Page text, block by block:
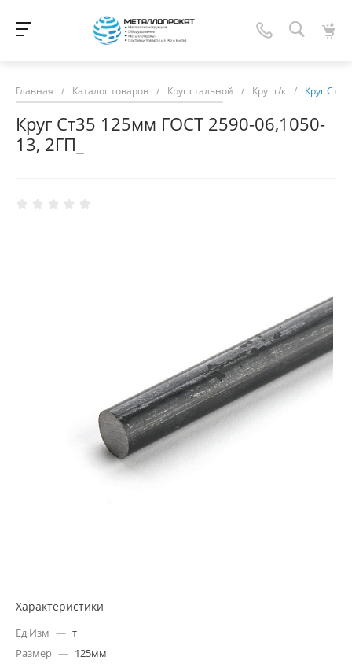
Главная / Каталог товаров / Круг стальной / Круг г/к / Круг
Круг Ст35 125мм ГОСТ 2590-06,1050-
13, 2ГП_
Характеристики
Ед Изм — т
Размер — 125мм